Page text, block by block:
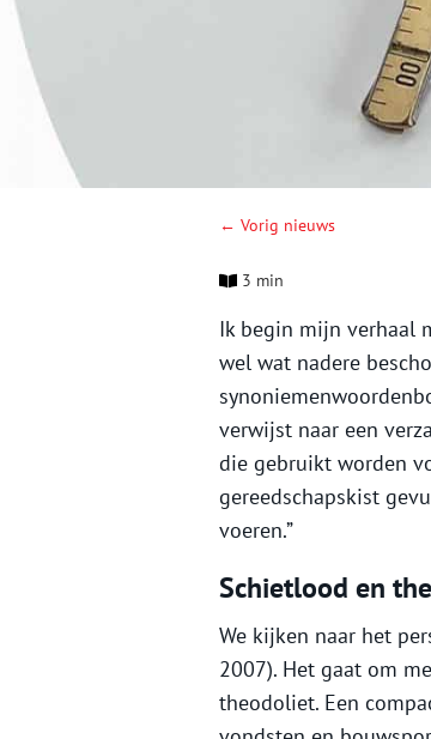
← Vorig nieuws
3 min
Ik begin mijn verhaal
wel wat nadere
verwijst naar een
die gebruikt worden
gereedschapskist
voeren.”
Schietlood en
We kijken naar het
2007). Het gaat om
theodoliet. Een